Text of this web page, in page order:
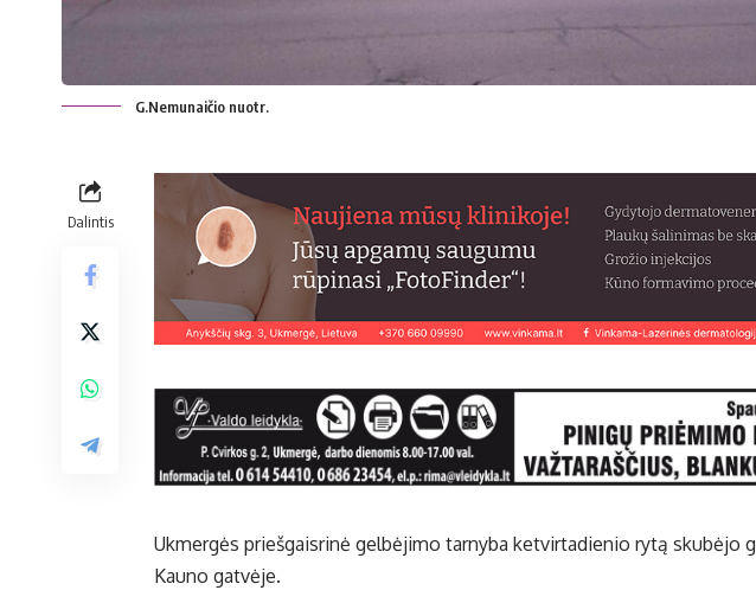
G.Nemunaičio nuotr.
Dalintis
Ukmergės priešgaisrinė gelbėjimo tarnyba ketvirtadienio rytą skubėjo
Kauno gatvėje.